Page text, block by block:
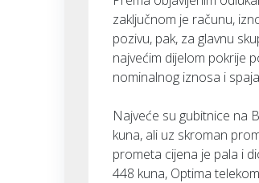
zaključnom je računu,
pozivu, pak, za glavnu
najvećim dijelom pokrije
nominalnog iznosa i
Najveće su gubitnice na
kuna, ali uz skroman
prometa cijena je pala i
448 kuna, Optima